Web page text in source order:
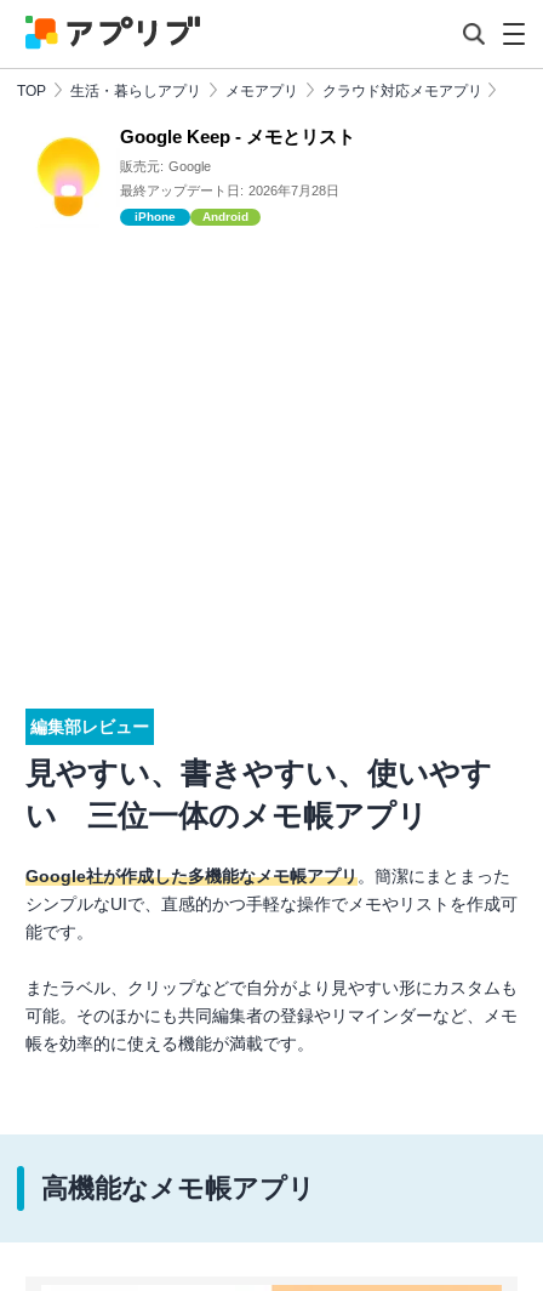
TOP 生活・暮らしアプリ メモアプリ クラウド対応メモアプリ
Google Keep - メモとリスト
販売元: Google
最終アップデート日: 2026年7月28日
iPhone Android
編集部レビュー
見やすい、書きやすい、使いやす
い 三位一体のメモ帳アプリ
Google社が作成した多機能なメモ帳アプリ。簡潔にまとまった
シンプルなUIで、直感的かつ手軽な操作でメモやリストを作成可
能です。
またラベル、クリップなどで自分がより見やすい形にカスタムも
可能。そのほかにも共同編集者の登録やリマインダーなど、メモ
帳を効率的に使える機能が満載です。
高機能なメモ帳アプリ